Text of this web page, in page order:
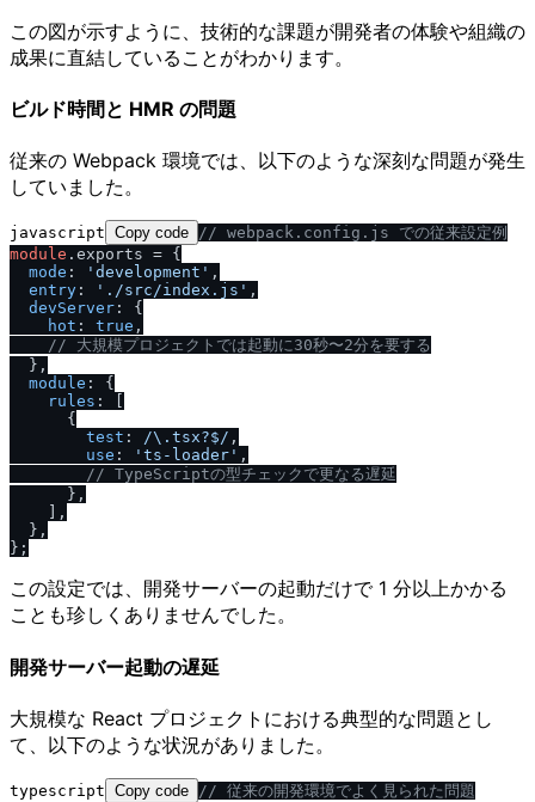
この図が示すように、技術的な課題が開発者の体験や組織の
成果に直結していることがわかります。
ビルド時間と HMR の問題
従来の Webpack 環境では、以下のような深刻な問題が発生
していました。
javascript Copy code // webpack.config.js での従来設定例
module . exports = {
mode : 'development' ,
entry : '. /src/index.js' ,
devServer : {
hot : true ,
// 大規模プロジェクトでは起動に30秒〜2分を要する
  },
module : {
rules : [
      {
test : /\.tsx?$/ ,
use : 'ts-loader' ,
// TypeScriptの型チェックで更なる遅延
      },
    ],
  },
この設定では、開発サーバーの起動だけで 1 分以上かかる
ことも珍しくありませんでした。
開発サーバー起動の遅延
大規模な React プロジェクトにおける典型的な問題とし
て、以下のような状況がありました。
typescript Copy code // 従来の開発環境でよく見られた問題